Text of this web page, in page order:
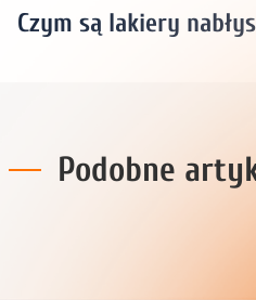
Czym są lakiery
Podobne